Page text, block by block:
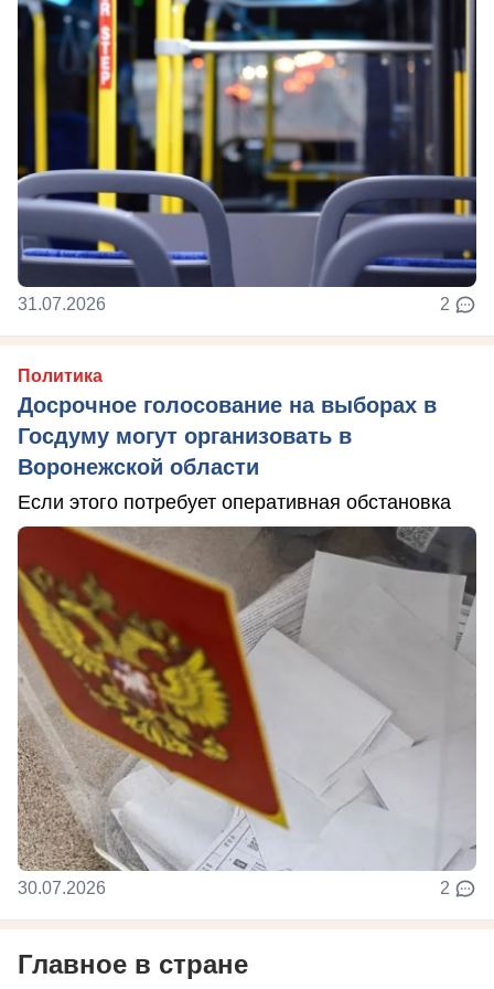
31.07.2026 2
Политика
Досрочное голосование на выборах в
Госдуму могут организовать в
Воронежской области
Если этого потребует оперативная обстановка
30.07.2026 2
Главное в стране